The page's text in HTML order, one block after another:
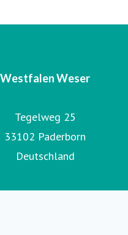
Westfalen Weser
Tegelweg 25
33102 Paderborn
Deutschland